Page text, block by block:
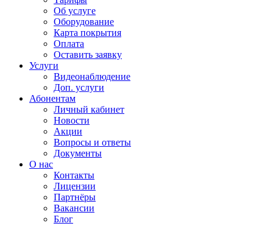
Об услуге
Оборудование
Карта покрытия
Оплата
Оставить заявку
Услуги
Видеонаблюдение
Доп. услуги
Абонентам
Личный кабинет
Новости
Акции
Вопросы и ответы
Документы
О нас
Контакты
Лицензии
Партнёры
Вакансии
Блог